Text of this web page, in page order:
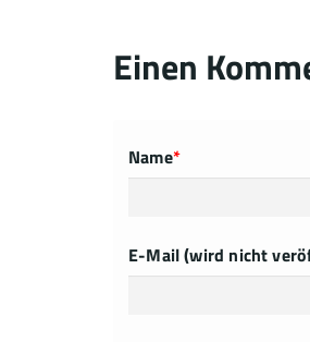
Einen
Name*
E-Mail (wird nicht